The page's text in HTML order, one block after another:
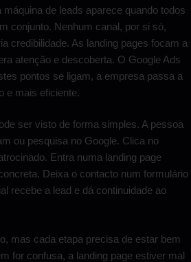
de leads aparece quando todos
conjunto. Nenhum canal, por si só,
credibilidade. As landing pages focam a
atenção e descoberta. O Google Ads
pontos se ligam, a empresa passa a
e mais eficiente.
ser visto de forma simples. A pessoa
ou pesquisa no Google. Clica no
Entra numa landing page
Deixa o contacto num formulário
recebe a lead e dá continuidade ao
mas cada etapa precisa de estar bem
for confusa, a landing page estiver mal